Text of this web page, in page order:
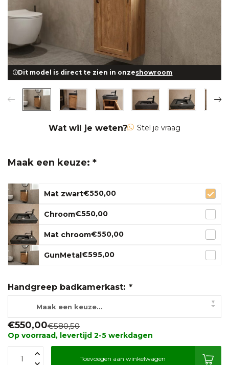
Dit model is direct te zien in onzeshowroom
Wat wil je weten? Stel je vraag
Maak een keuze: *
Mat zwart€550,00
Chroom€550,00
Mat chroom€550,00
GunMetal€595,00
Handgreep badkamerkast: *
Maak een keuze...
▾
€550,00€580,50
Op voorraad, levertijd 2-5 werkdagen
Toevoegen aan winkelwagen